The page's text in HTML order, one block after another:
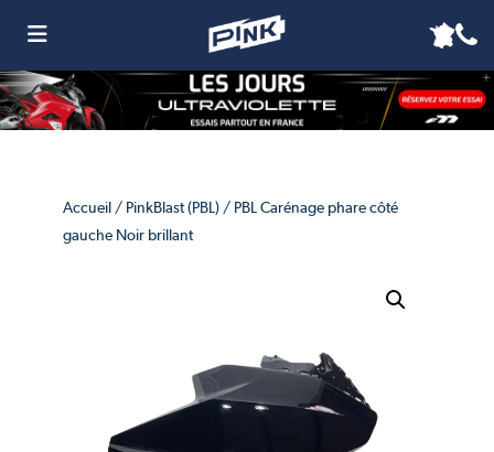
Accueil/ PinkBlast (PBL)/ PBL Carénage phare côté
gauche Noir brillant